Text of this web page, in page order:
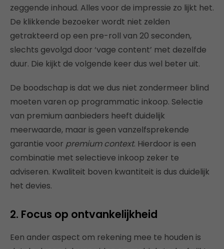
zeggende inhoud. Alles voor de impressie zo lijkt het.
De klikkende bezoeker wordt niet zelden
getrakteerd op een pre-roll van 20 seconden,
slechts gevolgd door ‘vage content’ met dezelfde
duur. Die kijkt de volgende keer dus wel beter uit.
De boodschap is dat we dus niet zondermeer blind
moeten varen op programmatic inkoop. Selectie
van premium aanbieders heeft duidelijk
meerwaarde, maar is geen vanzelfsprekende
garantie voor premium context. Hierdoor is een
combinatie met selectieve inkoop zeker te
adviseren. Kwaliteit boven kwantiteit is dus duidelijk
het devies.
2. Focus op ontvankelijkheid
Een ander aspect om rekening mee te houden is